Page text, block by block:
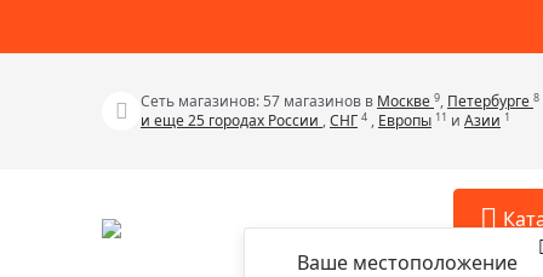
Сеть магазинов: 57 магазинов в Москве 9, Петербурге 8
и еще 25 городах России ,СНГ 4 , Европы 11 и Азии 1
Ваше местоположение